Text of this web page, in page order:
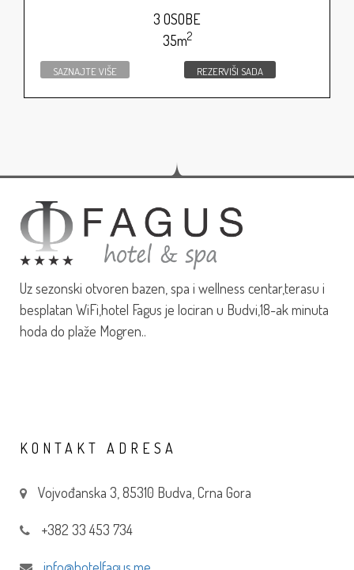
3 OSOBE
35m2
SAZNAJTE VIŠE REZERVIŠI SADA
Uz sezonski otvoren bazen, spa i wellness centar,terasu i
besplatan WiFi,hotel Fagus je lociran u Budvi,18-ak minuta
hoda do plaže Mogren..
KONTAKT ADRESA
Vojvođanska 3, 85310 Budva, Crna Gora
+382 33 453 734